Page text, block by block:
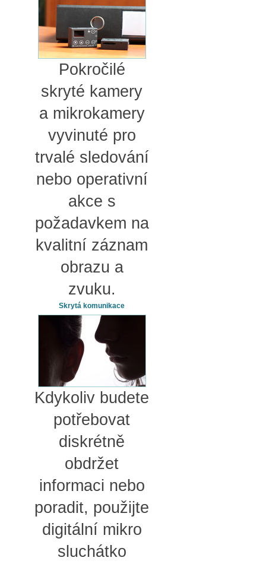
Pokročilé
skryté kamery
a mikrokamery
vyvinuté pro
trvalé sledování
nebo operativní
akce s
požadavkem na
kvalitní záznam
obrazu a
zvuku.
Skrytá komunikace
Kdykoliv budete
potřebovat
diskrétně
obdržet
informaci nebo
poradit, použijte
digitální mikro
sluchátko